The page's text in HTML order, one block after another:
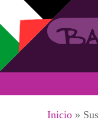
Pasar al contenido
Se
Inicio »